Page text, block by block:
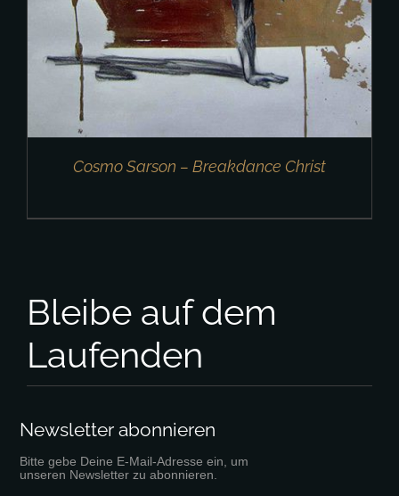
Cosmo Sarson – Breakdance Christ
Bleibe auf dem
Laufenden
Newsletter abonnieren
Bitte gebe Deine E-Mail-Adresse ein, um
unseren Newsletter zu abonnieren.